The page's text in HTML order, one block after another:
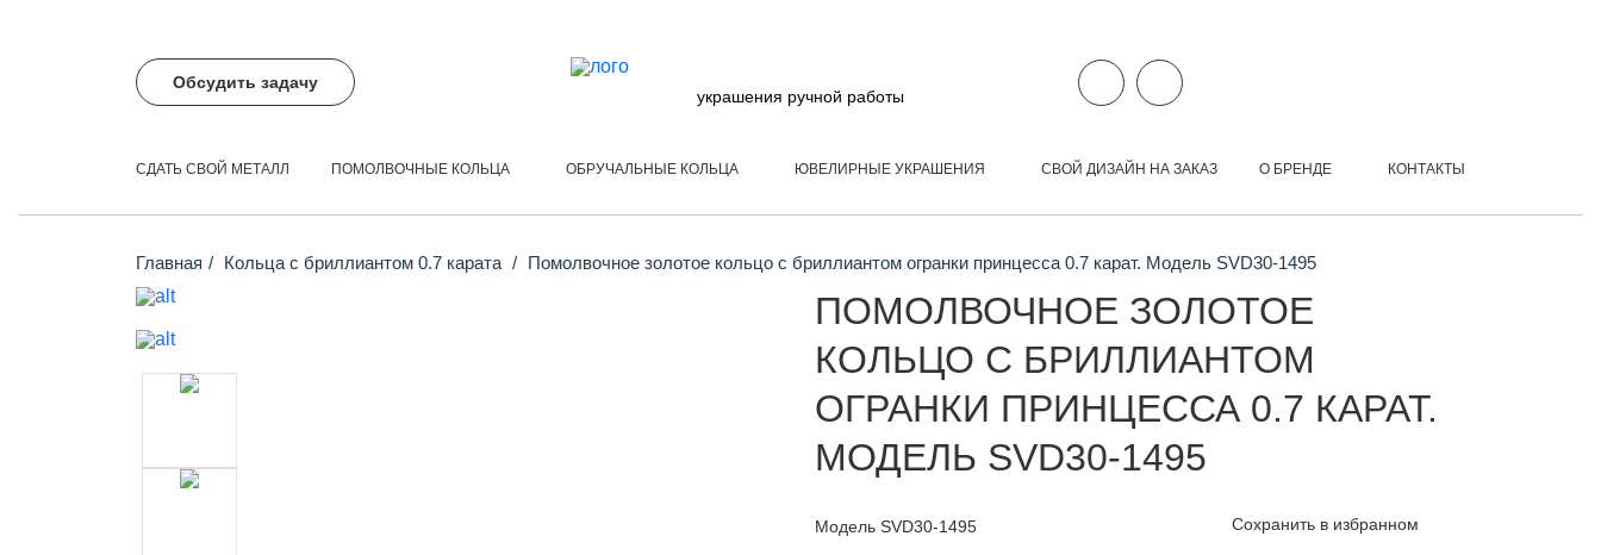
Обсудить задачу
украшения ручной работы
СДАТЬ СВОЙ МЕТАЛЛ ПОМОЛВОЧНЫЕ КОЛЬЦА ОБРУЧАЛЬНЫЕ КОЛЬЦА ЮВЕЛИРНЫЕ УКРАШЕНИЯ СВОЙ ДИЗАЙН НА ЗАКАЗ О БРЕНДЕ КОНТАКТЫ
Главная Кольца с бриллиантом 0.7 карата Помолвочное золотое кольцо с бриллиантом огранки принцесса 0.7 карат. Модель SVD30-1495
ПОМОЛВОЧНОЕ ЗОЛОТОЕ
КОЛЬЦО С БРИЛЛИАНТОМ
ОГРАНКИ ПРИНЦЕССА 0.7 КАРАТ.
МОДЕЛЬ SVD30-1495
Модель SVD30-1495 Сохранить в избранном